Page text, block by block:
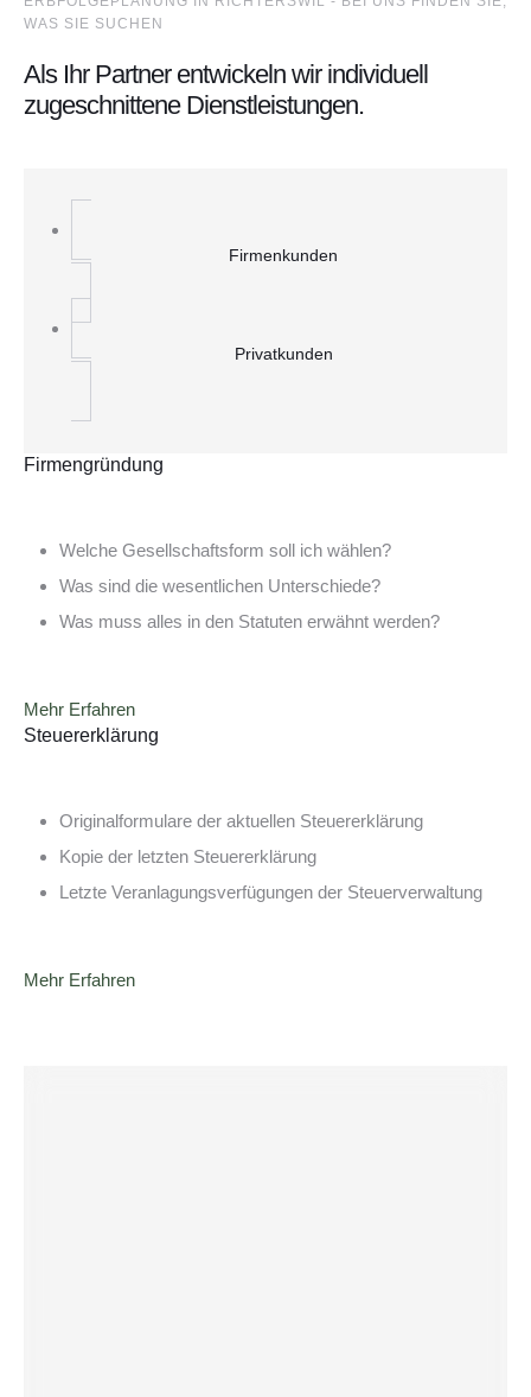
WAS SIE SUCHEN
Als Ihr Partner entwickeln wir individuell
zugeschnittene Dienstleistungen.
Firmenkunden
Privatkunden
Firmengründung
Welche Gesellschaftsform soll ich wählen?
Was sind die wesentlichen Unterschiede?
Was muss alles in den Statuten erwähnt werden?
Mehr Erfahren
Steuererklärung
Originalformulare der aktuellen Steuererklärung
Kopie der letzten Steuererklärung
Letzte Veranlagungsverfügungen der Steuerverwaltung
Mehr Erfahren